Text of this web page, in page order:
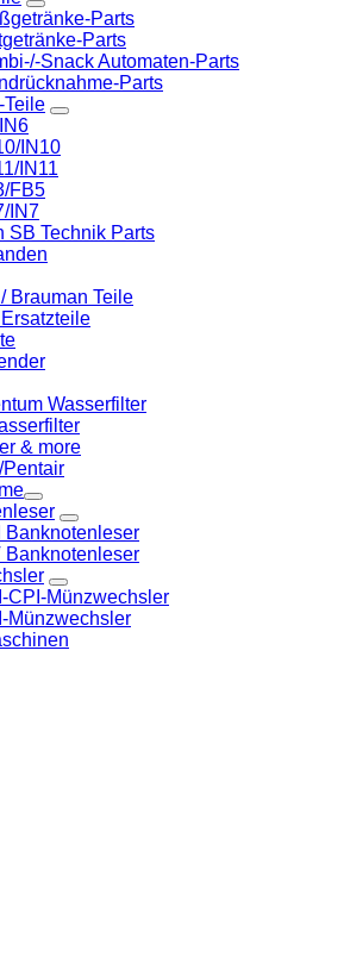
Parts
Parts
Snack Automaten-Parts
Parts
Teile
IN10
IN11
FB5
IN7
SB Technik Parts
Brauman Teile
Wasserfilter
& more
Pentair
Banknotenleser
Banknotenleser
CPI-Münzwechsler
Münzwechsler